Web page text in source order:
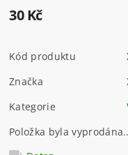
30 Kč
Kód produktu
Značka
Kategorie
Položka byla